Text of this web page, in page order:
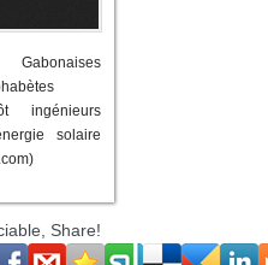
ingénieurs
solaire
Share!